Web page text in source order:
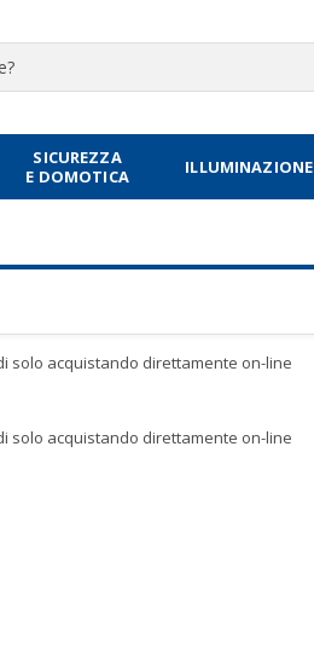
SICUREZZA
E DOMOTICA
ILLUMINAZIONE
solo acquistando direttamente on-line
solo acquistando direttamente on-line